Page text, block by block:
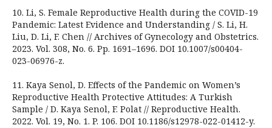
10. Li, S. Female Reproductive Health during the COVID-19
Pandemic: Latest Evidence and Understanding / S. Li, H.
Liu, D. Li, F. Chen // Archives of Gynecology and Obstetrics.
2023. Vol. 308, No. 6. Pp. 1691–1696. DOI 10.1007/s00404-
023-06976-z.
11. Kaya Senol, D. Effects of the Pandemic on Women’s
Reproductive Health Protective Attitudes: A Turkish
Sample / D. Kaya Senol, F. Polat // Reproductive Health.
2022. Vol. 19, No. 1. P. 106. DOI 10.1186/s12978-022-01412-y.